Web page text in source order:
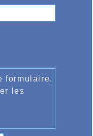
formulaire,
les